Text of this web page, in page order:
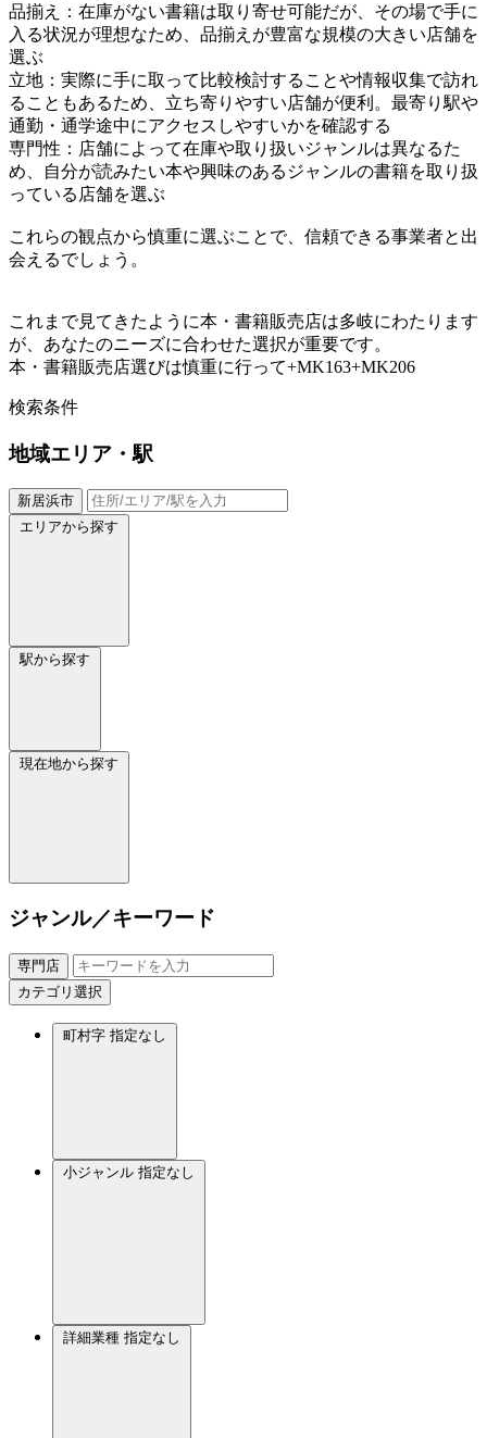
品揃え：在庫がない書籍は取り寄せ可能だが、その場で手に
入る状況が理想なため、品揃えが豊富な規模の大きい店舗を
選ぶ
立地：実際に手に取って比較検討することや情報収集で訪れ
ることもあるため、立ち寄りやすい店舗が便利。最寄り駅や
通勤・通学途中にアクセスしやすいかを確認する
専門性：店舗によって在庫や取り扱いジャンルは異なるた
め、自分が読みたい本や興味のあるジャンルの書籍を取り扱
っている店舗を選ぶ
これらの観点から慎重に選ぶことで、信頼できる事業者と出
会えるでしょう。
これまで見てきたように本・書籍販売店は多岐にわたります
が、あなたのニーズに合わせた選択が重要です。
本・書籍販売店選びは慎重に行って+MK163+MK206
検索条件
地域エリア・駅
新居浜市
エリアから探す
駅から探す
現在地から探す
ジャンル／キーワード
専門店
カテゴリ選択
町村字 指定なし
小ジャンル 指定なし
詳細業種 指定なし